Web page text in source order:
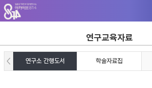
주
메
뉴
가
기
본
문
바
기
하
단
바
기
연구교육자료
연구소 간행도서 학술자료집